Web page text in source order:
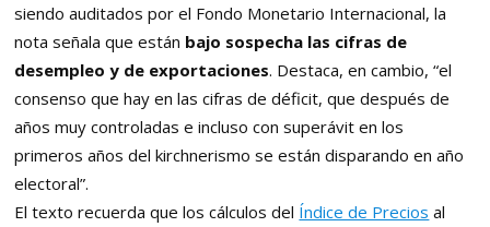
siendo auditados por el Fondo Monetario Internacional, la
nota señala que están bajo sospecha las cifras de
desempleo y de exportaciones. Destaca, en cambio, “el
consenso que hay en las cifras de déficit, que después de
años muy controladas e incluso con superávit en los
primeros años del kirchnerismo se están disparando en año
electoral”.
El texto recuerda que los cálculos del Índice de Precios al